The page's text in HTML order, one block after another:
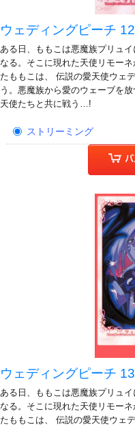
ウェディングピーチ 12
ある日、ももこは悪魔族プリュ
なる。そこに現れた天使リモー
たももこは、 伝説の愛天使ウェ
う。悪魔族から愛のウェーブを
天使たちと共に戦う…!
ストリーミング
ウェディングピーチ 13
ある日、ももこは悪魔族プリュ
なる。そこに現れた天使リモー
たももこは、 伝説の愛天使ウェ